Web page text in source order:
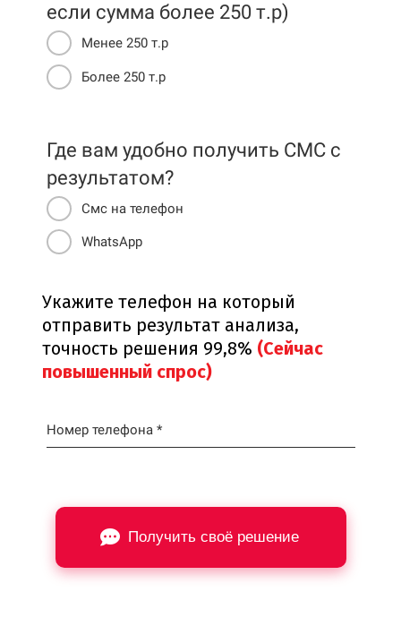
если сумма более 250 т.р)
Менее 250 т.р
Более 250 т.р
Где вам удобно получить СМС c
результатом?
Смс на телефон
WhatsApp
Укажите телефон на который
отправить результат анализа,
точность решения 99,8% (Сейчас
повышенный спрос)
Номер телефона *
Получить своё решение